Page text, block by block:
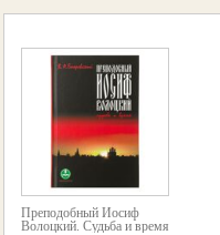
Преподобный Иосиф
Волоцкий. Судьба и время